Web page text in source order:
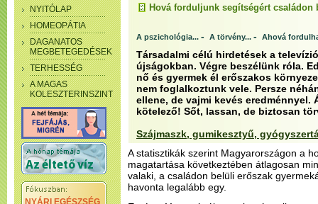
NYITÓLAP
HOMEOPÁTIA
DAGANATOS
MEGBETEGEDÉSEK
TERHESSÉG
A MAGAS
KOLESZTERINSZINT
NYÁRI EGÉSZSÉG
Hová forduljunk segítségért családon
A pszichológia... - A törvény... - Ahová
Társadalmi célú hirdetések a
újságokban. Végre beszélünk róla.
nő és gyermek él erőszakos
nem foglalkoztunk vele. Persze
ellene, de vajmi kevés eredménnyel.
kötelező! Sőt, lassan, de biztosan
Szájmaszk, gumikesztyű,
A statisztikák szerint Magyarországon a
magatartása következtében átlagosan
valaki, a családon belüli erőszak
havonta legalább egy.